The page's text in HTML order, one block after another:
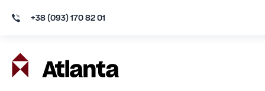
+38 (093) 170 82 01